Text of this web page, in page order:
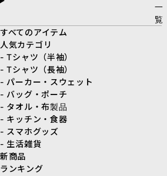
一
覧
すべてのアイテム
人気カテゴリ
- Tシャツ（半袖）
- Tシャツ（長袖）
- パーカー・スウェット
- バッグ・ポーチ
- タオル・布製品
- キッチン・食器
- スマホグッズ
- 生活雑貨
新商品
ランキング